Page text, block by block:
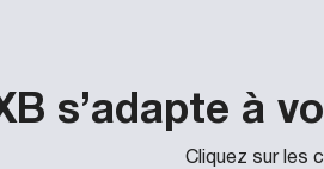
s’adapte à
Cliquez sur les